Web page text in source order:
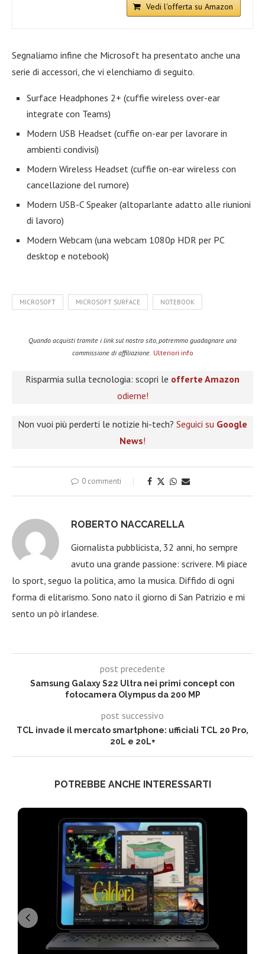
Vedi l'offerta su Amazon
Segnaliamo infine che Microsoft ha presentato anche una
serie di accessori, che vi elenchiamo di seguito.
Surface Headphones 2+ (cuffie wireless over-ear
integrate con Teams)
Modern USB Headset (cuffie on-ear per lavorare in
ambienti condivisi)
Modern Wireless Headset (cuffie on-ear wireless con
cancellazione del rumore)
Modern USB-C Speaker (altoparlante adatto alle riunioni
di lavoro)
Modern Webcam (una webcam 1080p HDR per PC
desktop e notebook)
MICROSOFT MICROSOFT SURFACE NOTEBOOK
Quando acquisti tramite i link sul nostro sito, potremmo guadagnare una
commissione di affiliazione. Ulteriori info
Risparmia sulla tecnologia: scopri le offerte Amazon
odierne!
Non vuoi più perderti le notizie hi-tech? Seguici su Google
News!
0 commenti
ROBERTO NACCARELLA
Giornalista pubblicista, 32 anni, ho sempre
avuto una grande passione: scrivere. Mi piace
lo sport, seguo la politica, amo la musica. Diffido di ogni
forma di elitarismo. Sono nato il giorno di San Patrizio e mi
sento un pò irlandese.
post precedente
Samsung Galaxy S22 Ultra nei primi concept con
fotocamera Olympus da 200 MP
post successivo
TCL invade il mercato smartphone: ufficiali TCL 20 Pro,
20L e 20L+
POTREBBE ANCHE INTERESSARTI